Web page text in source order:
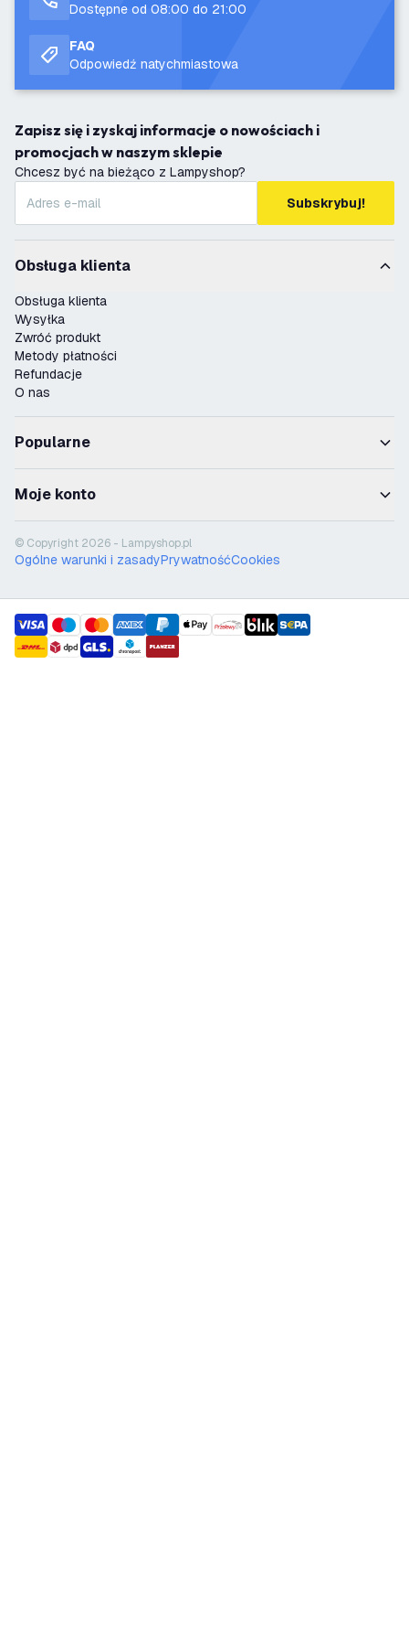
Dostępne od 08:00 do 21:00
FAQ
Odpowiedź natychmiastowa
Zapisz się i zyskaj informacje o nowościach i
promocjach w naszym sklepie
Chcesz być na bieżąco z Lampyshop?
Subskrybuj!
Obsługa klienta
Obsługa klienta
Wysyłka
Zwróć produkt
Metody płatności
Refundacje
O nas
Popularne
Moje konto
© Copyright 2026 - Lampyshop.pl
Ogólne warunki i zasadyPrywatnośćCookies
payment methods
shipment methods